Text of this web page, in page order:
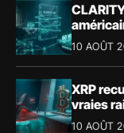
10 AOÛT
XRP
vraies
10 AOÛT